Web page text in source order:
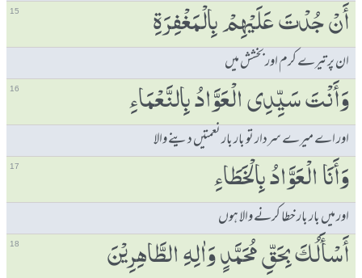
ٲَنْ جُدْتَ عَلَیْھِمْ بِالْمَغْفِرَۃِ 15
ان پر تیرے کرم اور بخشش میں
وَٲَنْتَ سَیِّدِی الْعَوَّادُ بِالنَّعْمَاءِ 16
اور اے میرے سردار تو بار بار نعمتیں دینے والا
وَٲَنَا الْعَوَّادُ بِالْخَطَاءِ 17
اور میں بار بار خطا کرنے والا ہوں
ٲَسْٲَلُكَ بِحَقِّ مُحَمَّدٍ وَاٰلِہِ الطَّاھِرِیْنَ 18